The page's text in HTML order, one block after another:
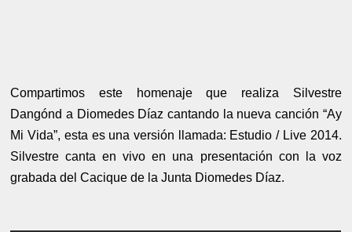
Compartimos este homenaje que realiza Silvestre
Dangónd a Diomedes Díaz cantando la nueva canción “Ay
Mi Vida”, esta es una versión llamada: Estudio / Live 2014.
Silvestre canta en vivo en una presentación con la voz
grabada del Cacique de la Junta Diomedes Díaz.